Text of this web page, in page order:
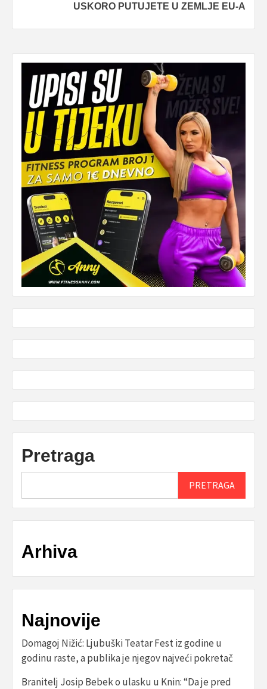
USKORO PUTUJETE U ZEMLJE EU-A
Pretraga
PRETRAGA
Arhiva
Najnovije
Domagoj Nižić: Ljubuški Teatar Fest iz godine u
godinu raste, a publika je njegov najveći pokretač
Branitelj Josip Bebek o ulasku u Knin: “Da je pred